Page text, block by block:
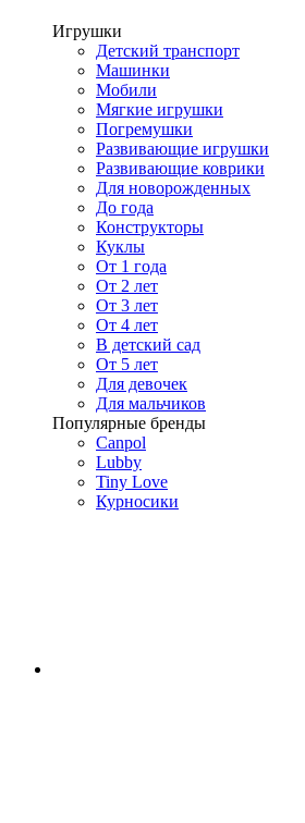
Игрушки
Детский транспорт
Машинки
Мобили
Мягкие игрушки
Погремушки
Развивающие игрушки
Развивающие коврики
Для новорожденных
До года
Конструкторы
Куклы
От 1 года
От 2 лет
От 3 лет
От 4 лет
В детский сад
От 5 лет
Для девочек
Для мальчиков
Популярные бренды
Canpol
Lubby
Tiny Love
Курносики